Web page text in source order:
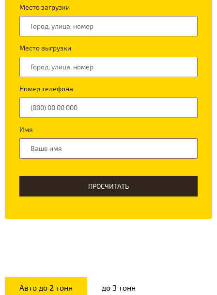
Место загрузки
Место выгрузки
Номер телефона
Имя
ПРОСЧИТАТЬ
Авто до 2 тонн до 3 тонн